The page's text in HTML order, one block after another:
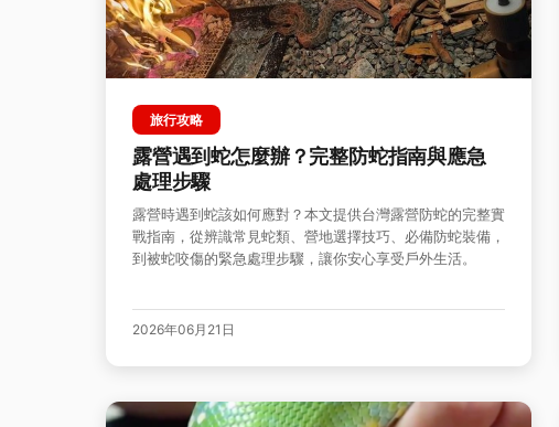
旅行攻略
露營遇到蛇怎麼辦？完整防蛇指南與應急
處理步驟
露營時遇到蛇該如何應對？本文提供台灣露營防蛇的完整實
戰指南，從辨識常見蛇類、營地選擇技巧、必備防蛇裝備，
到被蛇咬傷的緊急處理步驟，讓你安心享受戶外生活。
2026年06月21日